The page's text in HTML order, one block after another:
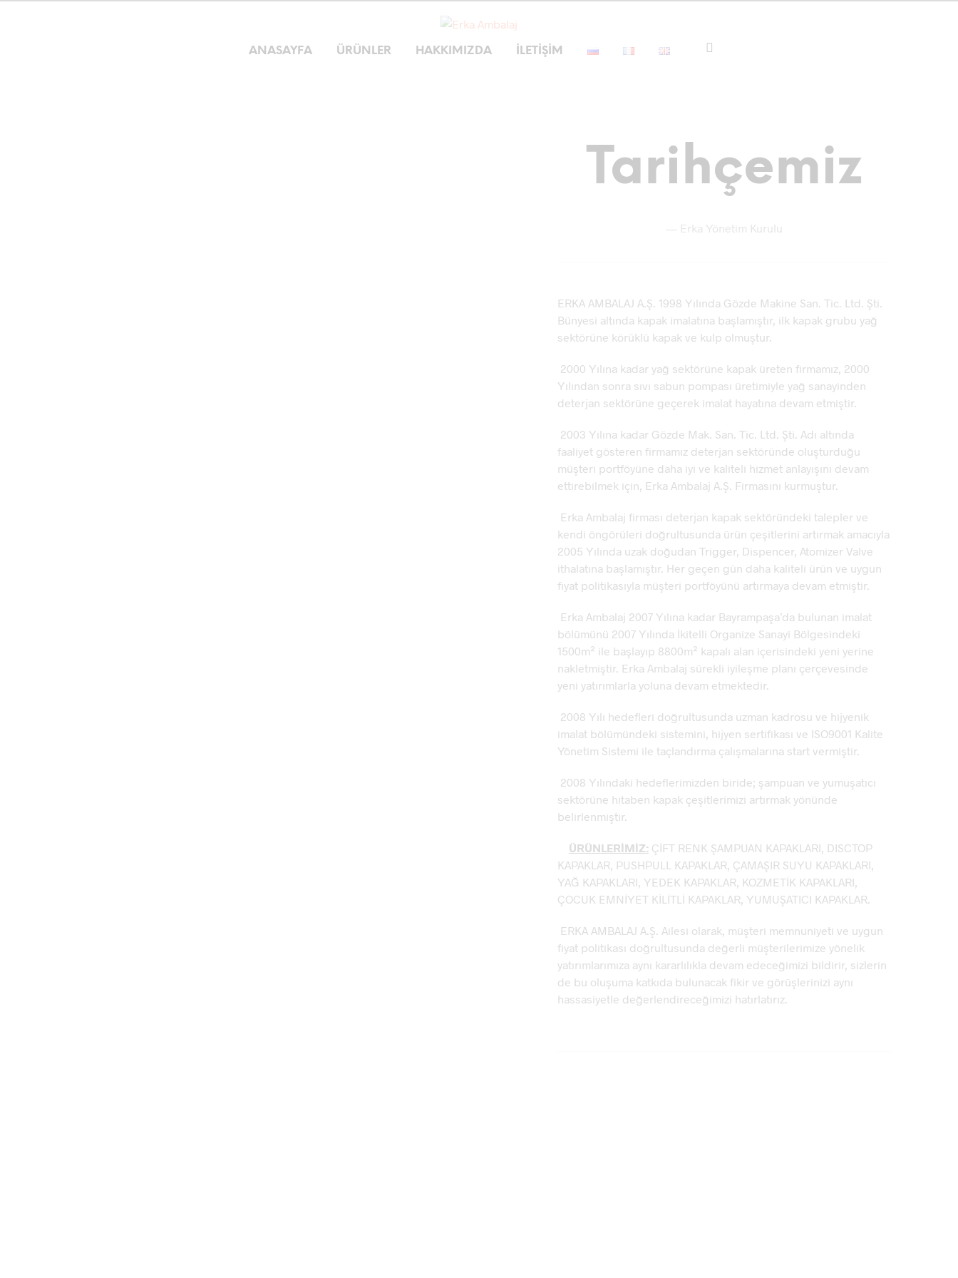
ANASAYFA ÜRÜNLER HAKKIMIZDA İLETIŞIM
Tarihçemiz
—Erka Yönetim Kurulu
ERKA AMBALAJ A.Ş. 1998 Yılında Gözde Makine San. Tic. Ltd. Şti.
Bünyesi altında kapak imalatına başlamıştır, ilk kapak grubu yağ
sektörüne körüklü kapak ve kulp olmuştur.
2000 Yılına kadar yağ sektörüne kapak üreten firmamız, 2000
Yılından sonra sıvı sabun pompası üretimiyle yağ sanayinden
deterjan sektörüne geçerek imalat hayatına devam etmiştir.
2003 Yılına kadar Gözde Mak. San. Tic. Ltd. Şti. Adı altında
faaliyet gösteren firmamız deterjan sektöründe oluşturduğu
müşteri portföyüne daha iyi ve kaliteli hizmet anlayışını devam
ettirebilmek için, Erka Ambalaj A.Ş. Firmasını kurmuştur.
Erka Ambalaj firması deterjan kapak sektöründeki talepler ve
kendi öngörüleri doğrultusunda ürün çeşitlerini artırmak amacıyla
2005 Yılında uzak doğudan Trigger, Dispencer, Atomizer Valve
ithalatına başlamıştır. Her geçen gün daha kaliteli ürün ve uygun
fiyat politikasıyla müşteri portföyünü artırmaya devam etmiştir.
Erka Ambalaj 2007 Yılına kadar Bayrampaşa’da bulunan imalat
bölümünü 2007 Yılında İkitelli Organize Sanayi Bölgesindeki
1500m² ile başlayıp 8800m² kapalı alan içerisindeki yeni yerine
nakletmiştir. Erka Ambalaj sürekli iyileşme planı çerçevesinde
yeni yatırımlarla yoluna devam etmektedir.
2008 Yılı hedefleri doğrultusunda uzman kadrosu ve hijyenik
imalat bölümündeki sistemini, hijyen sertifikası ve ISO9001 Kalite
Yönetim Sistemi ile taçlandırma çalışmalarına start vermiştir.
2008 Yılındaki hedeflerimizden biride; şampuan ve yumuşatıcı
sektörüne hitaben kapak çeşitlerimizi artırmak yönünde
belirlenmiştir.
ÜRÜNLERİMİZ: ÇİFT RENK ŞAMPUAN KAPAKLARI, DISCTOP
KAPAKLAR, PUSHPULL KAPAKLAR, ÇAMAŞIR SUYU KAPAKLARI,
YAĞ KAPAKLARI, YEDEK KAPAKLAR, KOZMETİK KAPAKLARI,
ÇOCUK EMNİYET KİLİTLİ KAPAKLAR, YUMUŞATICI KAPAKLAR.
ERKA AMBALAJ A.Ş. Ailesi olarak, müşteri memnuniyeti ve uygun
fiyat politikası doğrultusunda değerli müşterilerimize yönelik
yatırımlarımıza aynı kararlılıkla devam edeceğimizi bildirir, sizlerin
de bu oluşuma katkıda bulunacak fikir ve görüşlerinizi aynı
hassasiyetle değerlendireceğimizi hatırlatırız.